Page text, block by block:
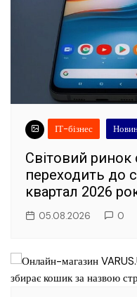
ІТ-бізнес
Світовий ринок
переходить до
квартал 2026
05.08.2026 0